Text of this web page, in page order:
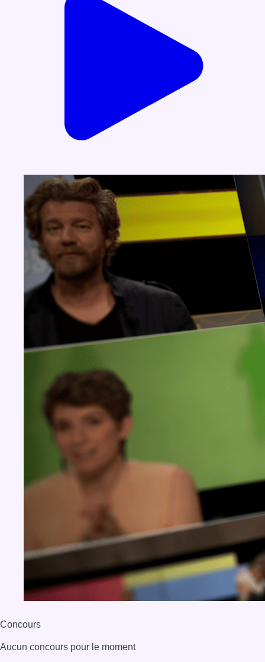
Concours
Aucun concours pour le moment